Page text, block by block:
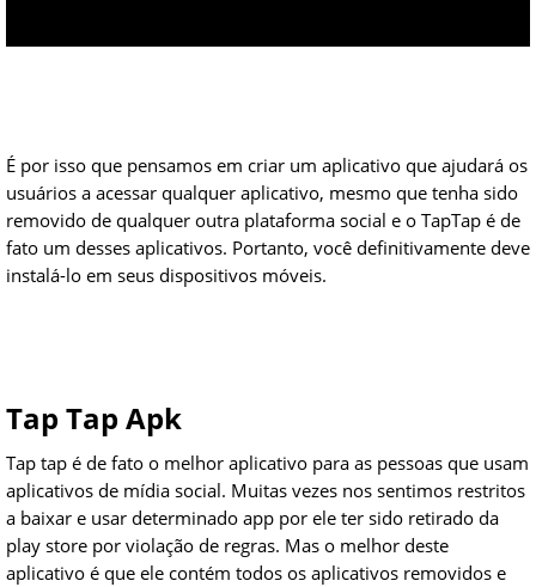
É por isso que pensamos em criar um aplicativo que ajudará os
usuários a acessar qualquer aplicativo, mesmo que tenha sido
removido de qualquer outra plataforma social e o TapTap é de
fato um desses aplicativos. Portanto, você definitivamente deve
instalá-lo em seus dispositivos móveis.
Tap Tap Apk
Tap tap é de fato o melhor aplicativo para as pessoas que usam
aplicativos de mídia social. Muitas vezes nos sentimos restritos
a baixar e usar determinado app por ele ter sido retirado da
play store por violação de regras. Mas o melhor deste
aplicativo é que ele contém todos os aplicativos removidos e